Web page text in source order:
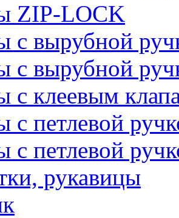
ZIP-LOCK
с вырубной
с вырубной
с клеевым
с петлевой
с петлевой
рукавицы